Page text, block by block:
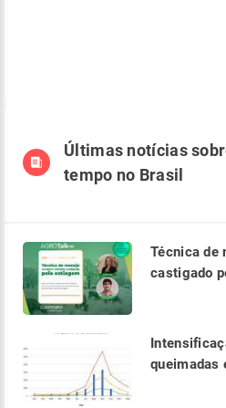
Últimas notícias
tempo no Brasil
Técnica de
castigado
queimadas